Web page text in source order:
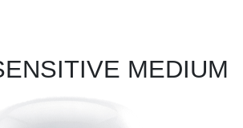
MEDIUM